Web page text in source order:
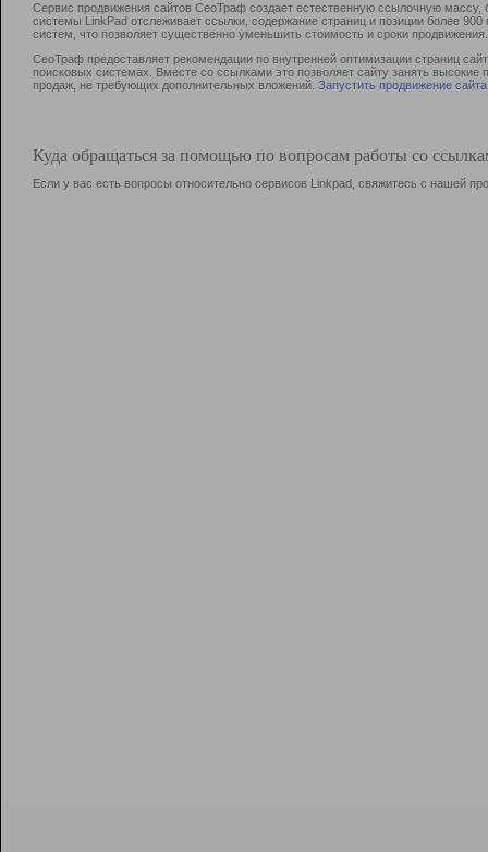
Сервис продвижения сайтов СеоТраф создает естественную ссылочную
системы LinkPad отслеживает ссылки, содержание страниц и позиции более
систем, что позволяет существенно уменьшить стоимость и сроки продвижения.
СеоТраф предоставляет рекомендации по внутренней оптимизации страниц
поисковых системах. Вместе со ссылками это позволяет сайту занять
продаж, не требующих дополнительных вложений. Запустить продвижение сайта
Куда обращаться за помощью по вопросам работы со
Если у вас есть вопросы относительно сервисов Linkpad, свяжитесь с нашей